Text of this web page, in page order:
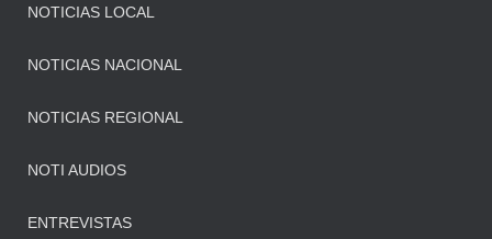
NOTICIAS LOCAL
NOTICIAS NACIONAL
NOTICIAS REGIONAL
NOTI AUDIOS
ENTREVISTAS